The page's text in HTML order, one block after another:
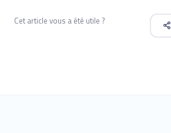
Cet article vous a été utile ?